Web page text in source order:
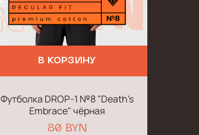
В КОРЗИНУ
Футболка DROP-1 №8 "Death's
Embrace" чёрная
80 BYN